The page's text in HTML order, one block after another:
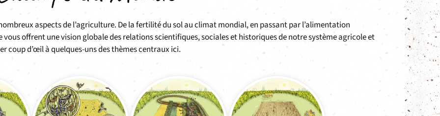
aspects de l’agriculture. De la fertilité du sol au climat mondial, en passant par l’alimentation
offrent une vision globale des relations scientifiques, sociales et historiques de notre système agricole et
coup d’œil à quelques-uns des thèmes centraux ici.